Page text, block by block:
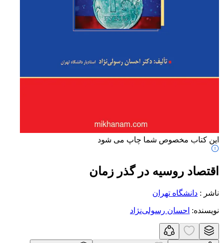
این کتاب مخصوص شما چاپ می شود
اقتصاد روسیه در گذر زمان
ناشر : دانشگاه تهران
نویسنده: احسان رسولی‌نژاد